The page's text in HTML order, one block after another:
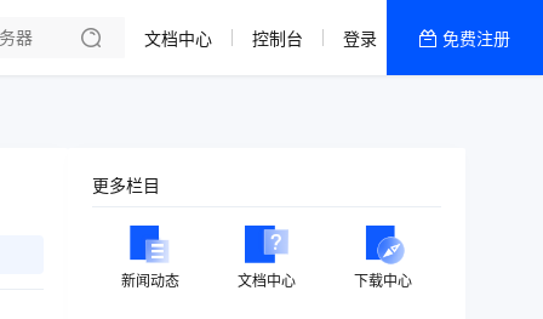
文档中心 控制台 登录 免费注册
更多栏目
新闻动态 文档中心 下载中心